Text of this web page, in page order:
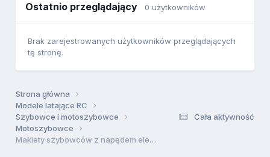
Ostatnio przeglądający 0 użytkowników
Brak zarejestrowanych użytkowników przeglądających
tę stronę.
Cała aktywność
Strona główna
Modele latające RC
Szybowce i motoszybowce
Motoszybowce
Makiety szybowców z napędem elektrycznym